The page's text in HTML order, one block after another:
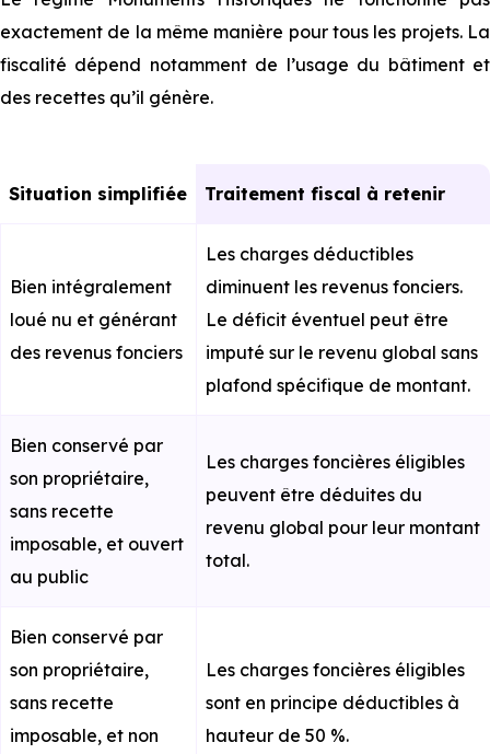
exactement de la même manière pour tous les projets. La
fiscalité dépend notamment de l’usage du bâtiment et
des recettes qu’il génère.
Situation simplifiée Traitement fiscal à retenir
Bien intégralement
loué nu et générant
des revenus fonciers
Les charges déductibles
diminuent les revenus fonciers.
Le déficit éventuel peut être
imputé sur le revenu global sans
plafond spécifique de montant.
Bien conservé par
son propriétaire,
sans recette
imposable, et ouvert
au public
Les charges foncières éligibles
peuvent être déduites du
revenu global pour leur montant
total.
Bien conservé par
son propriétaire,
sans recette
imposable, et non
Les charges foncières éligibles
sont en principe déductibles à
hauteur de 50 %.